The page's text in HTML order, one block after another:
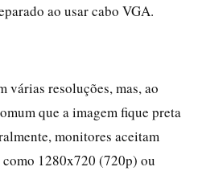
ao usar cabo VGA.
várias resoluções, mas, ao
que a imagem fique preta
monitores aceitam
1280x720 (720p) ou